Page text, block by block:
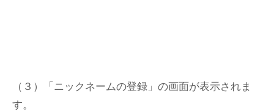
（３）「ニックネームの登録」の画面が表示されま
す。